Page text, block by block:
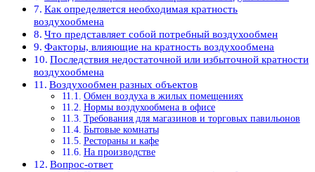
Как определяется необходимая кратность
воздухообмена
Что представляет собой потребный воздухообмен
Факторы, влияющие на кратность воздухообмена
Последствия недостаточной или избыточной кратности
воздухообмена
Воздухообмен разных объектов
Обмен воздуха в жилых помещениях
Нормы воздухообмена в офисе
Требования для магазинов и торговых павильонов
Бытовые комнаты
Рестораны и кафе
На производстве
Вопрос-ответ